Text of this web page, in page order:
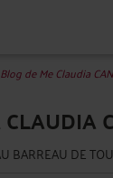
Blog de Me Claudia
CLAUDIA
BARREAU DE